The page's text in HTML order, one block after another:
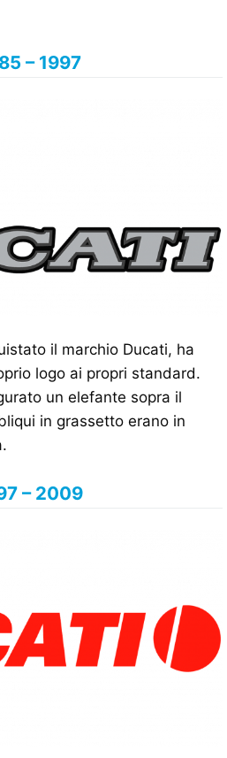
– 1997
il marchio Ducati, ha
logo ai propri standard.
un elefante sopra il
in grassetto erano in
– 2009